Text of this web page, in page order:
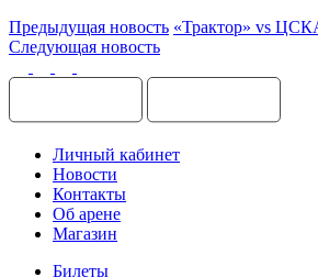
Предыдущая новость «Трактор» vs
Следующая новость
Личный кабинет
Новости
Контакты
Об арене
Магазин
Билеты